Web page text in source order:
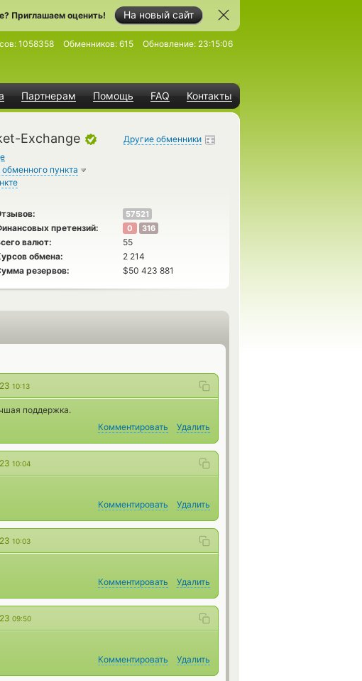
На новый сайт
Приглашаем оценить!
Партнерам Помощь FAQ Контакты
1058358 Обменников: 615 Обновление: 23:15:06
Exchange
пункта
Другие обменники
57521
претензий: 0 316
валют:
55
обмена:
2 214
резервов: $50 423 881
10:13
поддержка.
Комментировать Удалить
10:04
Комментировать Удалить
10:03
Комментировать Удалить
09:50
Комментировать Удалить